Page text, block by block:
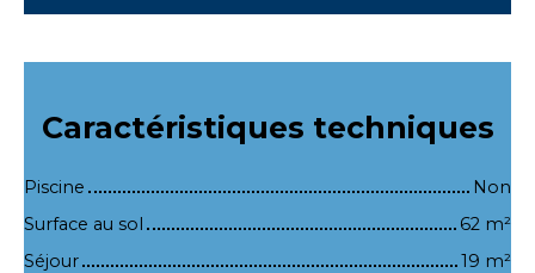
Caractéristiques techniques
Piscine
Non
Surface au sol
62 m²
Séjour
19 m²